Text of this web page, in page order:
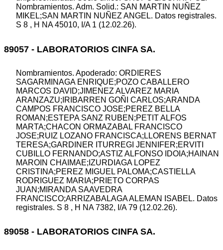
Nombramientos. Adm. Solid.: SAN MARTIN NUÑEZ
MIKEL;SAN MARTIN NUÑEZ ANGEL. Datos registrales.
S 8 , H NA 45010, I/A 1 (12.02.26).
89057 - LABORATORIOS CINFA SA.
Nombramientos. Apoderado: ORDIERES
SAGARMINAGA ENRIQUE;POZO CABALLERO
MARCOS DAVID;JIMENEZ ALVAREZ MARIA
ARANZAZU;IRIBARREN GOÑI CARLOS;ARANDA
CAMPOS FRANCISCO JOSE;PEREZ BELLA
ROMAN;ESTEPA SANZ RUBEN;PETIT ALFOS
MARTA;CHACON ORMAZABAL FRANCISCO
JOSE;RUIZ LOZANO FRANCISCA;LLORENS BERNAT
TERESA;GARDINER ITURREGI JENNIFER;ERVITI
CUBILLO FERNANDO;ASTIZ ALFONSO IDOIA;HAINAN
MAROIN CHAIMAE;IZURDIAGA LOPEZ
CRISTINA;PEREZ MIGUEL PALOMA;CASTIELLA
RODRIGUEZ MARIA;PRIETO CORPAS
JUAN;MIRANDA SAAVEDRA
FRANCISCO;ARRIZABALAGA ALEMAN ISABEL. Datos
registrales. S 8 , H NA 7382, I/A 79 (12.02.26).
89058 - LABORATORIOS CINFA SA.